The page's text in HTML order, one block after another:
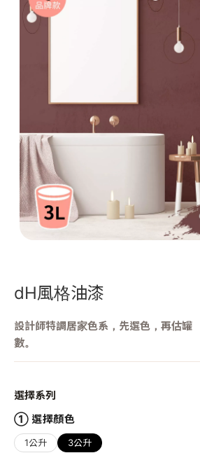
dH風格油漆
設計師特調居家色系，先選色，再估罐
數。
選擇系列
① 選擇顏色
1公升 3公升